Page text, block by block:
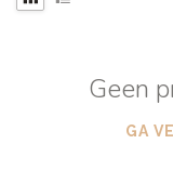
Geen
GA